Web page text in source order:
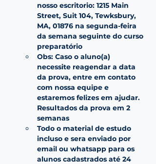
nosso escritorio: 1215 Main
Street, Suit 104, Tewksbury,
MA, 01876 na segunda-feira
da semana seguinte do curso
preparatório
Obs: Caso o aluno(a)
necessite reagendar a data
da prova, entre em contato
com nossa equipe e
estaremos felizes em ajudar.
Resultados da prova em 2
semanas
Todo o material de estudo
incluso e sera enviado por
email ou whatsapp para os
alunos cadastrados até 24